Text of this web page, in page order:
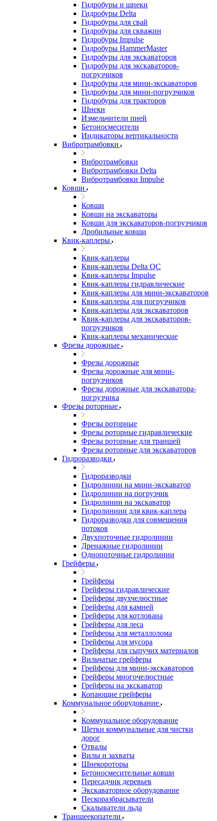
Гидробуры и шнеки
Гидробуры Delta
Гидробуры для свай
Гидробуры для скважин
Гидробуры Impulse
Гидробуры HammerMaster
Гидробуры для экскаваторов
Гидробуры для экскаваторов-
погрузчиков
Гидробуры для мини-экскаваторов
Гидробуры для мини-погрузчиков
Гидробуры для тракторов
Шнеки
Измельчители пней
Бетоносмесители
Индикаторы вертикальности
Вибротрамбовки
Вибротрамбовки
Вибротрамбовки Delta
Вибротрамбовки Impulse
Ковши
Ковши
Ковши на экскаваторы
Ковши для экскаваторов-погрузчиков
Дробильные ковши
Квик-каплеры
Квик-каплеры
Квик-каплеры Delta QC
Квик-каплеры Impulse
Квик-каплеры гидравлические
Квик-каплеры для мини-экскаваторов
Квик-каплеры для погрузчиков
Квик-каплеры для экскаваторов
Квик-каплеры для экскаваторов-
погрузчиков
Квик-каплеры механические
Фрезы дорожные
Фрезы дорожные
Фрезы дорожные для мини-
погрузчиков
Фрезы дорожные для экскаватора-
погрузчика
Фрезы роторные
Фрезы роторные
Фрезы роторные гидравлические
Фрезы роторные для траншей
Фрезы роторные для экскаваторов
Гидроразводки
Гидроразводки
Гидролинии на мини-экскаватор
Гидролинии на погрузчик
Гидролинии на экскаватор
Гидролиниии для квик-каплера
Гидроразводки для совмещения
потоков
Двухпоточные гидролинии
Дренажные гидролинии
Однопоточные гидролинии
Грейферы
Грейферы
Грейферы гидравлические
Грейферы двухчелюстные
Грейферы для камней
Грейферы для котлована
Грейферы для леса
Грейферы для металлолома
Грейферы для мусора
Грейферы для сыпучих материалов
Вильчатые грейферы
Грейферы для мини-экскаваторов
Грейферы многочелюстные
Грейферы на экскаватор
Копающие грейферы
Коммунальное оборудование
Коммунальное оборудование
Щетки коммунальные для чистки
дорог
Отвалы
Вилы и захваты
Шнекороторы
Бетоносмесительные ковши
Пересадчик деревьев
Экскаваторное оборудование
Пескоразбрасыватели
Скалыватели льда
Траншеекопатели